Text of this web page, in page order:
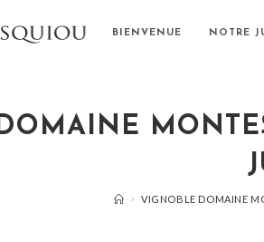
BIENVENUE NOTRE
> VIGNOBLE DOMAINE